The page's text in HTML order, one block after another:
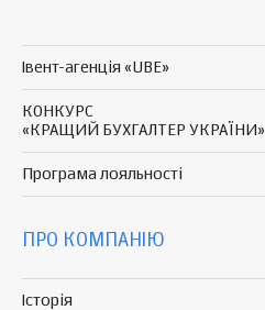
Івент-агенція «UBE»
КОНКУРС
«КРАЩИЙ БУХГАЛТЕР УКРАЇНИ»
Програма лояльності
ПРО КОМПАНІЮ
Історія